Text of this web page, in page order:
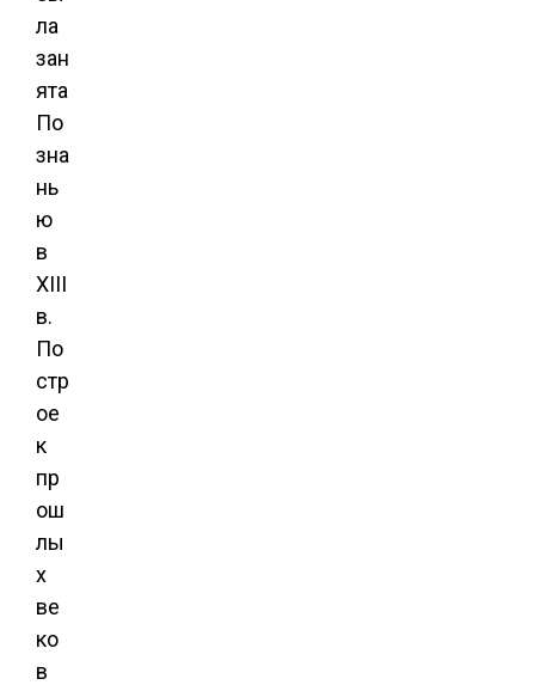
ла
зан
ята
По
зна
нь
ю
в
XIII
в.
По
стр
ое
к
пр
ош
лы
х
ве
ко
в